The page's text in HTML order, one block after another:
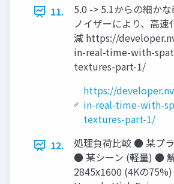
11.
5.0 -> 5.1からの細か
ノイザーにより、高
減 https://
in-real-time-with-
textures-part-1/
https://
in-real-time-with-
textures-part-1/
12.
処理負荷比較 ● 某プ
● 某シーン (軽量) ●
2845x1600 (4Kの